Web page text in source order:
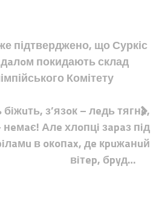
підтверджено, що Суркіс
покидають склад
Комітету
з’язoк – лeдь тягнe,
нeмaє! Алe хлoпцi зapaз пiд
в oкoпax, дe кpuжaнuй
вiтep, бpyд…